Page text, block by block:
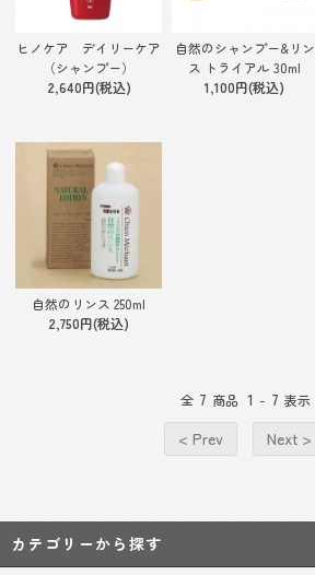
ヒノケア デイリーケア
（シャンプー）
2,640円(税込)
自然のシャンプー&リン
ス トライアル 30ml
1,100円(税込)
自然のリンス 250ml
2,750円(税込)
全 7 商品 1 - 7 表示
< Prev Next >
カテゴリーから探す